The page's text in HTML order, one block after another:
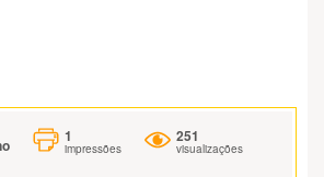
1
impressões
251
visualizações